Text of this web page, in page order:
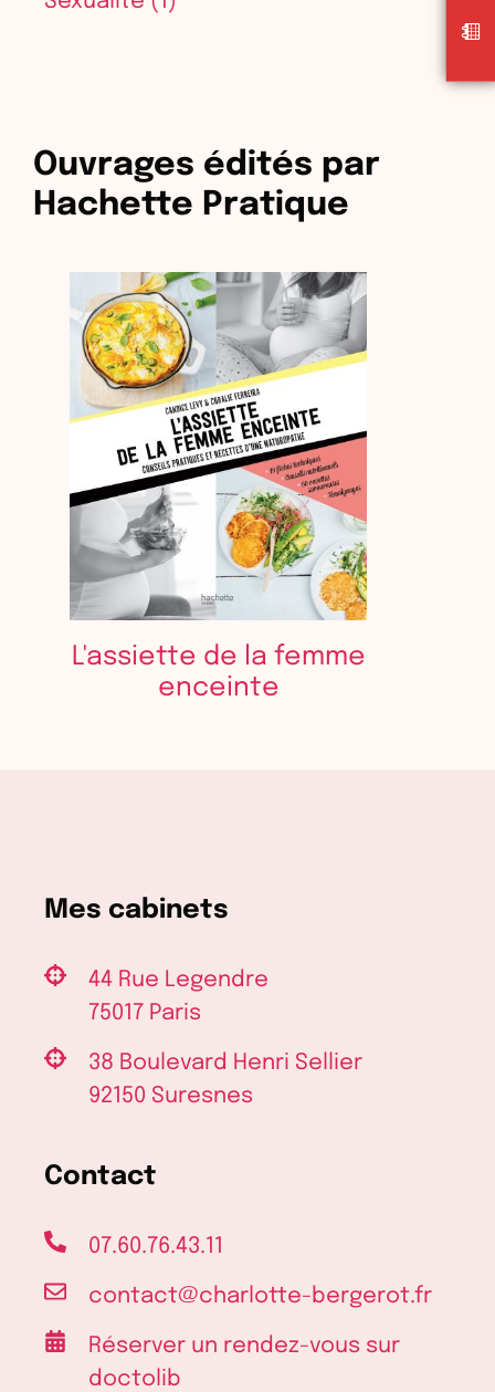
Ouvrages édités par
Hachette Pratique
L'assiette de la femme
enceinte
Mes cabinets
44 Rue Legendre
75017 Paris
38 Boulevard Henri Sellier
92150 Suresnes
Contact
07.60.76.43.11
contact@charlotte-bergerot.fr
Réserver un rendez-vous sur
doctolib